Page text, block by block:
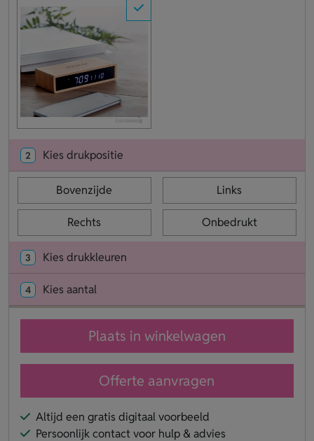
2 Kies drukpositie
Bovenzijde Links
Rechts Onbedrukt
3 Kies drukkleuren
4 Kies aantal
Plaats in winkelwagen
Offerte aanvragen
Altijd een gratis digitaal voorbeeld
Persoonlijk contact voor hulp & advies